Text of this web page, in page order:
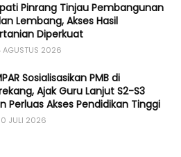
Pinrang Tinjau Pembangunan
Lembang, Akses Hasil
Diperkuat
2026
Sosialisasikan PMB di
Ajak Guru Lanjut S2-S3
Perluas Akses Pendidikan Tinggi
JULI 2026